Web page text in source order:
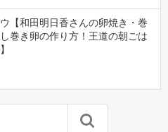
【和田明日香さんの卵焼き・巻
巻き卵の作り方！王道の朝ごは